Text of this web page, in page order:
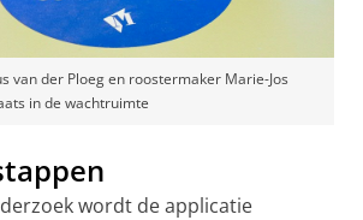
van der Ploeg en roostermaker Marie-Jos
in de wachtruimte
wordt de applicatie